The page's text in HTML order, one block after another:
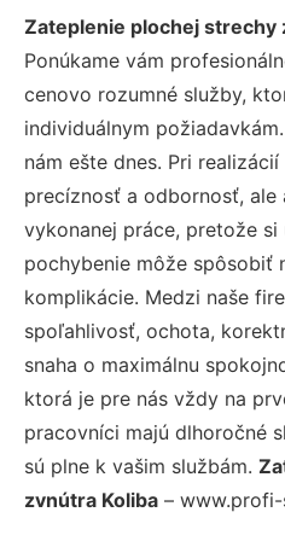
Zateplenie plochej strechy
Ponúkame vám
cenovo rozumné služby,
individuálnym
nám ešte dnes. Pri
precíznosť a odbornosť, ale
vykonanej práce, pretože si
pochybenie môže spôsobiť
komplikácie. Medzi naše
spoľahlivosť, ochota,
snaha o maximálnu
ktorá je pre nás vždy na
pracovníci majú dlhoročné
sú plne k vašim službám.
zvnútra Koliba –